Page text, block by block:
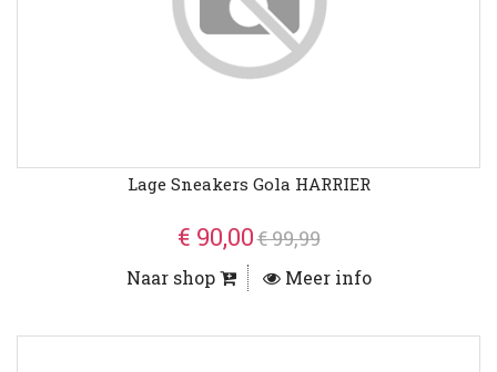
Lage Sneakers Gola HARRIER
€ 90,00€ 99,99
Naar shop Meer info